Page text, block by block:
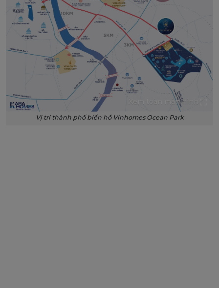
Xem toàn màn hình
Vị trí thành phố biển hồ Vinhomes Ocean Park